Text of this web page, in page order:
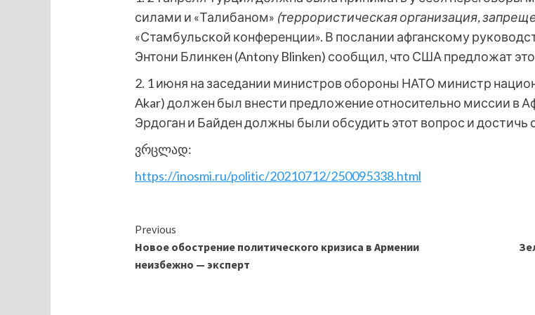
силами и «Талибаном» (террористическая организация,
«Стамбульской конференции». В послании афганскому
Энтони Блинкен (Antony Blinken) сообщил, что США предложат
2. 1 июня на заседании министров обороны НАТО министр
Akar) должен был внести предложение относительно миссии в
Эрдоган и Байден должны были обсудить этот вопрос и достичь
ვრცლად:
https://inosmi.ru/politic/20210712/250095338.html
Continue
Reading
Previous
Новое обострение политического кризиса в Армении
неизбежно — эксперт